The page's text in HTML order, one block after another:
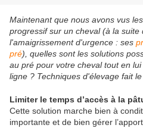
Maintenant que nous avons vus les
progressif sur un cheval (à la
l'amaigrissement d'urgence : ses
pré), quelles sont les solutions
au pré pour votre cheval tout en
ligne ? Techniques d'élevage fait le
Limiter le temps d’accès à la
Cette solution marche bien à
importante et de bien gérer